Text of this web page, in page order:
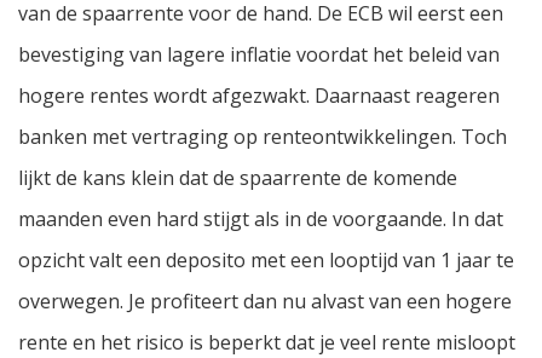
van de spaarrente voor de hand. De ECB wil eerst een
bevestiging van lagere inflatie voordat het beleid van
hogere rentes wordt afgezwakt. Daarnaast reageren
banken met vertraging op renteontwikkelingen. Toch
lijkt de kans klein dat de spaarrente de komende
maanden even hard stijgt als in de voorgaande. In dat
opzicht valt een deposito met een looptijd van 1 jaar te
overwegen. Je profiteert dan nu alvast van een hogere
rente en het risico is beperkt dat je veel rente misloopt